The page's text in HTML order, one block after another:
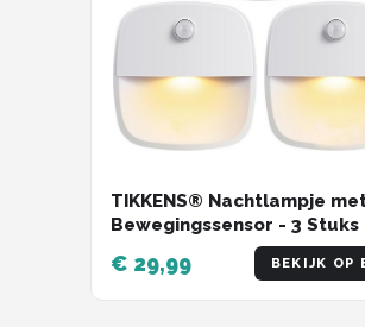
TIKKENS® Nachtlampje
Bewegingssensor - 3 Stuks
LED Kastverlichting en
Trapverlichting met
Draadloos op Batterij
€ 29,99 BEKIJK OP